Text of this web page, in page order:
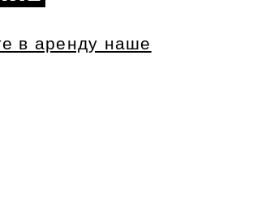
в аренду наше